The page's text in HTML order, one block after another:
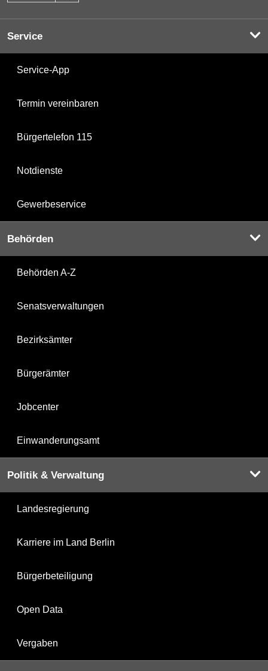
Service
Service-App
Termin vereinbaren
Bürgertelefon 115
Notdienste
Gewerbeservice
Behörden
Behörden A-Z
Senatsverwaltungen
Bezirksämter
Bürgerämter
Jobcenter
Einwanderungsamt
Politik & Verwaltung
Landesregierung
Karriere im Land Berlin
Bürgerbeteiligung
Open Data
Vergaben